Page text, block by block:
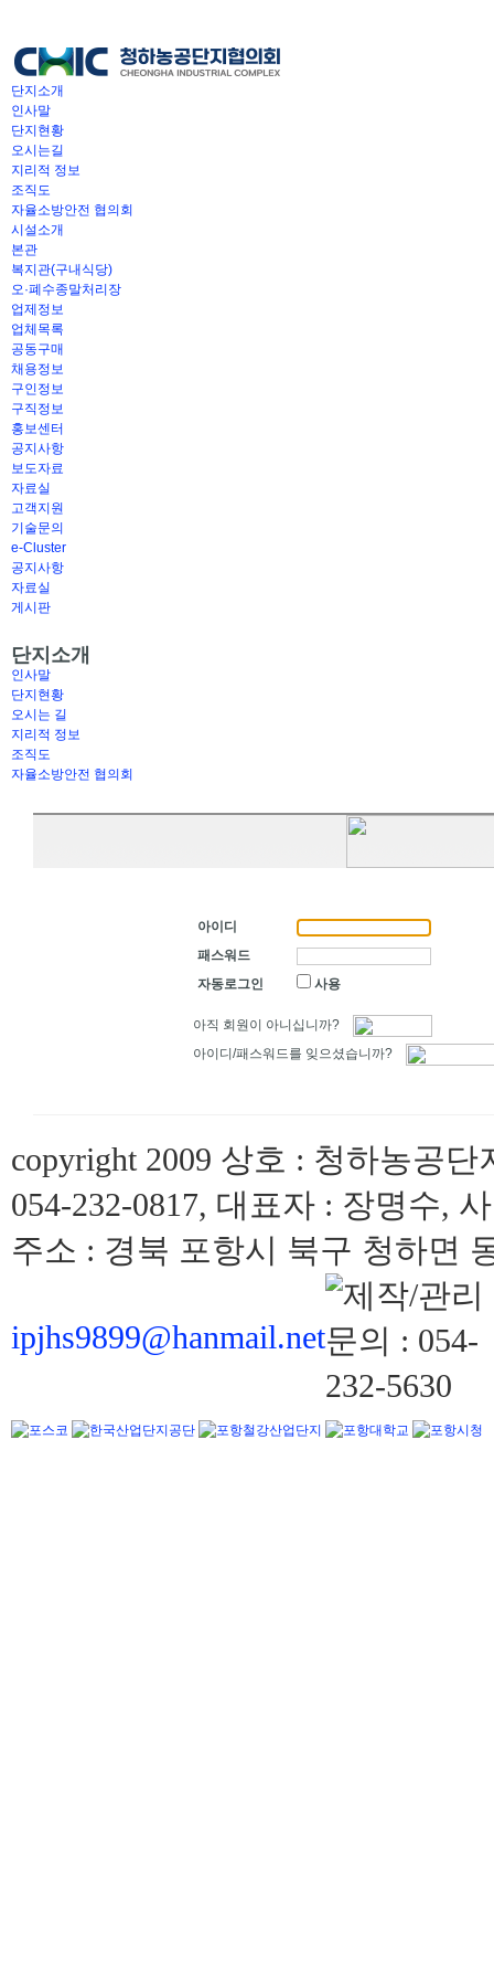
단지소개
인사말
단지현황
오시는길
지리적 정보
조직도
자율소방안전 협의회
시설소개
본관
복지관(구내식당)
오·폐수종말처리장
업제정보
업체목록
공동구매
채용정보
구인정보
구직정보
홍보센터
공지사항
보도자료
자료실
고객지원
기술문의
e-Cluster
공지사항
자료실
게시판
단지소개
인사말
단지현황
오시는 길
지리적 정보
조직도
자율소방안전 협의회
아이디
패스워드
자동로그인
사용
아직 회원이 아니십니까?
아이디/패스워드를 잊으셨습니까?
copyright 2009 상호 : 청하농공
054-232-0817, 대표자 : 장명수,
주소 : 경북 포항시 북구 청하면
ipjhs9899@hanmail.net